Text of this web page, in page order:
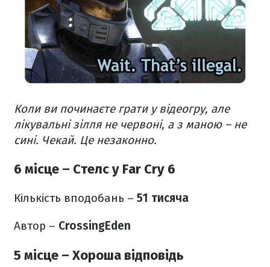
Коли ви починаєте грати у відеогру, але
лікувальні зілля не червоні, а з маною – не
сині. Чекай. Це незаконно.
6 місце – Стелс у Far Cry 6
Кількість вподобань – 51 тисяча
Автор – CrossingEden
5 місце – Хороша відповідь